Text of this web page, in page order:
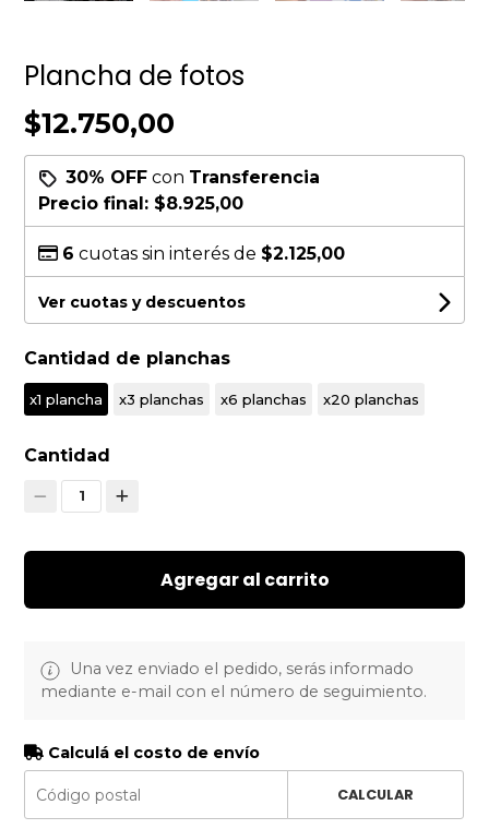
Plancha de fotos
$12.750,00
30% OFF con Transferencia
Precio final: $8.925,00
6 cuotas sin interés de $2.125,00
Ver cuotas y descuentos
Cantidad de planchas
x1 plancha x3 planchas x6 planchas x20 planchas
Cantidad
1
Agregar al carrito
Una vez enviado el pedido, serás informado
mediante e-mail con el número de seguimiento.
Calculá el costo de envío
CALCULAR